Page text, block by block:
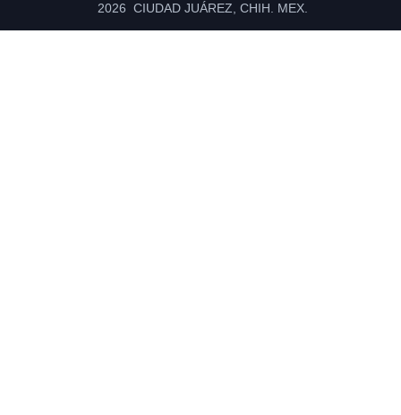
2026 CIUDAD JUÁREZ, CHIH. MEX.